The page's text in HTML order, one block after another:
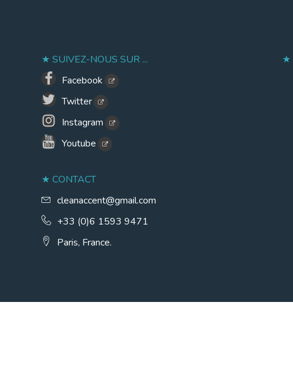
SUIVEZ-NOUS SUR ...
Facebook
Twitter
Instagram
Youtube
CONTACT
cleanaccent@gmail.com
+33 (0)6 1593 9471
Paris, France.